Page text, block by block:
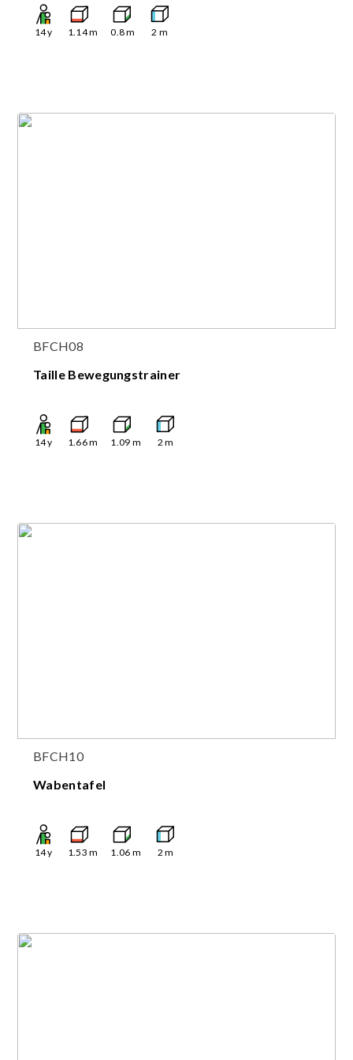
14y 1.14m 0.8m 2 m
BFCH08
Taille Bewegungstrainer
14y 1.66m 1.09 m 2 m
BFCH10
Wabentafel
14y 1.53 m 1.06 m 2 m